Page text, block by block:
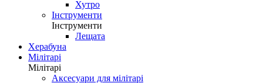
Хутро
Інструменти
Інструменти
Лещата
Херабуна
Мілітарі
Мілітарі
Аксесуари для мілітарі